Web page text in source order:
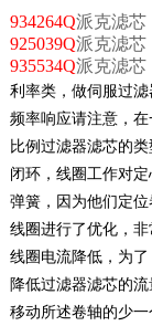
934264Q派克滤芯
925039Q派克滤芯
935534Q派克滤芯
利率类，做伺服过
频率响应请注意，在
比例过滤器滤芯的
闭环，线圈工作对定
弹簧，因为他们定
线圈进行了优化，
线圈电流降低，为了
降低过滤器滤芯的
移动所述卷轴的少